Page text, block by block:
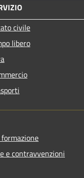
civile
libero
e contravvenzioni